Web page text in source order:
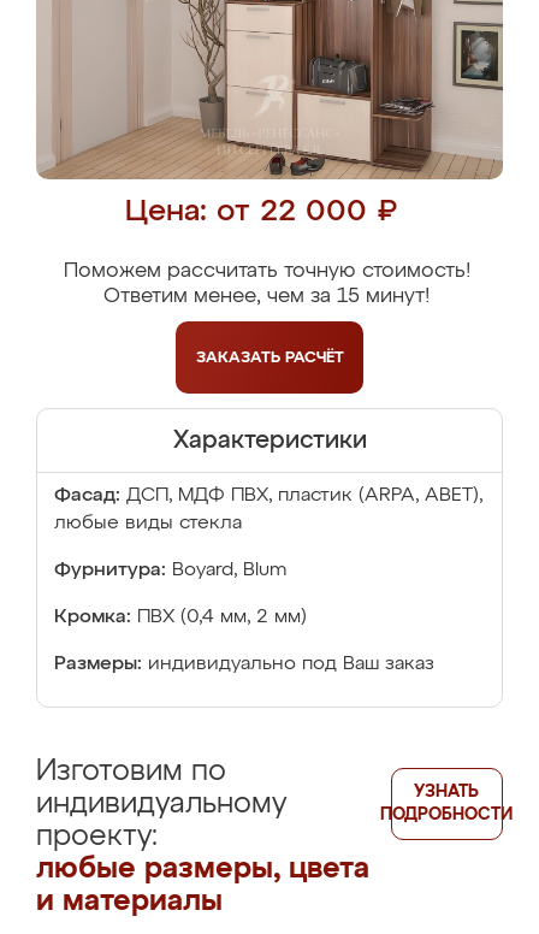
Цена: от 22 000 ₽
Поможем рассчитать точную стоимость!
Ответим менее, чем за 15 минут!
ЗАКАЗАТЬ РАСЧЁТ
Характеристики
Фасад: ДСП, МДФ ПВХ, пластик (ARPA, ABET),
любые виды стекла
Фурнитура: Boyard, Blum
Кромка: ПВХ (0,4 мм, 2 мм)
Размеры: индивидуально под Ваш заказ
Изготовим по
индивидуальному
проекту:
любые размеры, цвета
и материалы
УЗНАТЬ
ПОДРОБНОСТИ